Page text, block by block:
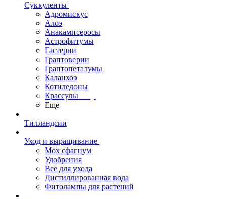
Суккуленты
Адромискус
Алоэ
Анакампсеросы
Астрофитумы
Гастерии
Граптоверии
Граптопеталумы
Каланхоэ
Котиледоны
Крассулы
Еще
Тилландсии
Уход и выращивание
Мох сфагнум
Удобрения
Все для ухода
Дистиллированная вода
Фитолампы для растений